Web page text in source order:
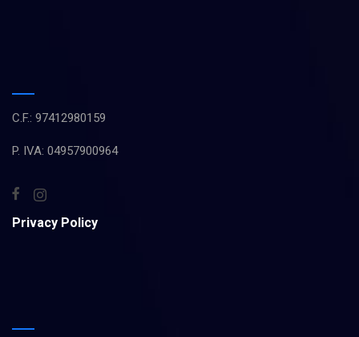
C.F.: 97412980159
P. IVA: 04957900964
Privacy Policy